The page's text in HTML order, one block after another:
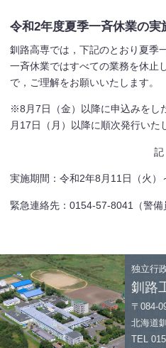
令和2年度夏季一斉休業の実
釧路高専では，下記のとおり夏季
一斉休業ではすべての業務を休止
で，ご理解をお願いいたします。
※8月7日（金）以降に申込みをし
月17日（月）以降に順次発行いた
記
実施期間：令和2年8月11日（火）
緊急連絡先：0154-57-8041（警備
独立行
釧路
〒084-
北海道
TEL